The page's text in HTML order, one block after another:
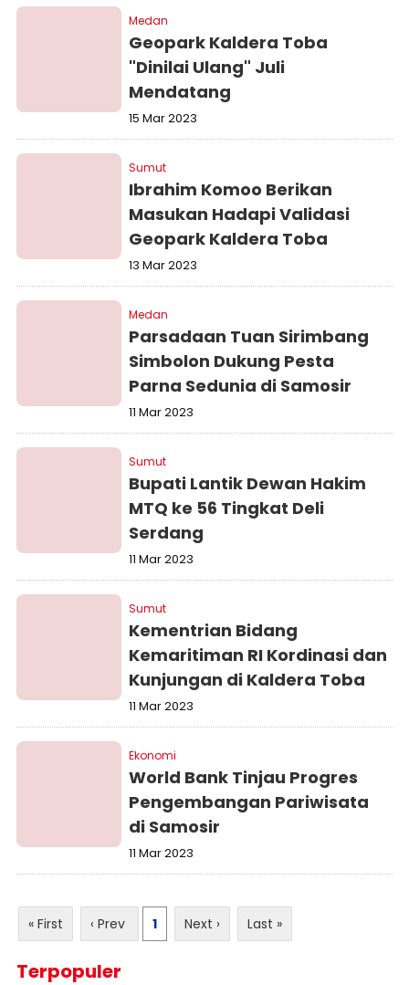
Medan
Geopark Kaldera Toba
"Dinilai Ulang" Juli
Mendatang
15 Mar 2023
Sumut
Ibrahim Komoo Berikan
Masukan Hadapi Validasi
Geopark Kaldera Toba
13 Mar 2023
Medan
Parsadaan Tuan Sirimbang
Simbolon Dukung Pesta
Parna Sedunia di Samosir
11 Mar 2023
Sumut
Bupati Lantik Dewan Hakim
MTQ ke 56 Tingkat Deli
Serdang
11 Mar 2023
Sumut
Kementrian Bidang
Kemaritiman RI Kordinasi dan
Kunjungan di Kaldera Toba
11 Mar 2023
Ekonomi
World Bank Tinjau Progres
Pengembangan Pariwisata
di Samosir
11 Mar 2023
« First ‹ Prev 1 Next › Last »
Terpopuler